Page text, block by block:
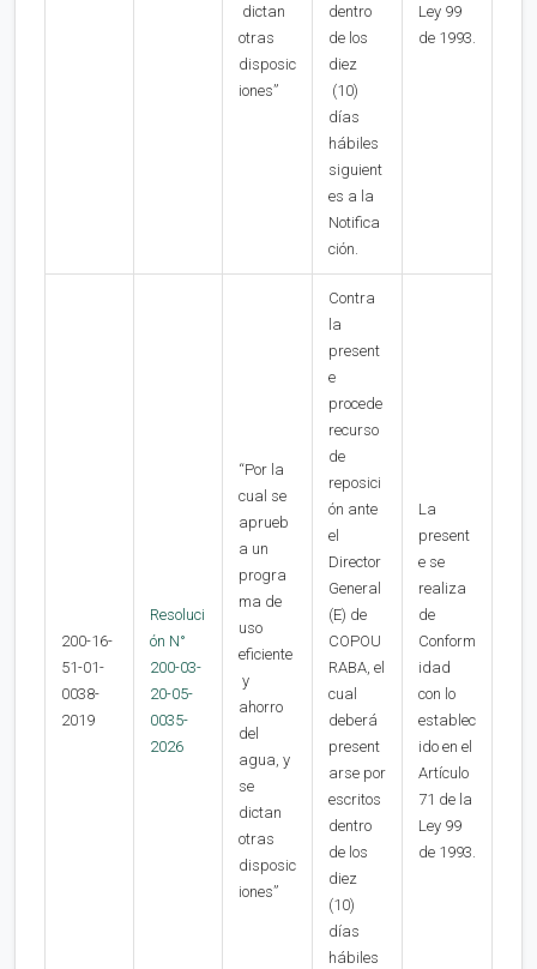
dictan
otras
disposic
iones”
dentro
de los
diez
(10)
días
hábiles
siguient
es a la
Notifica
ción.
Ley 99
de 1993.
200-16-
51-01-
0038-
2019
Resoluci
ón N°
200-03-
20-05-
0035-
2026
“Por la
cual se
aprueb
a un
progra
ma de
uso
eficiente
y
ahorro
del
agua, y
se
dictan
otras
disposic
iones”
Contra
la
present
e
procede
recurso
de
reposici
ón ante
el
Director
General
(E) de
COPOU
RABA, el
cual
deberá
present
arse por
escritos
dentro
de los
diez
(10)
días
hábiles
La
present
e se
realiza
de
Conform
idad
con lo
establec
ido en el
Artículo
71 de la
Ley 99
de 1993.